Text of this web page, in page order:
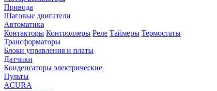
Привода
Шаговые двигатели
Автоматика
Контакторы Контроллеры Реле Таймеры Термостаты
Трансформаторы
Блоки управления и платы
Датчики
Конденсаторы электрические
Пульты
ACURA